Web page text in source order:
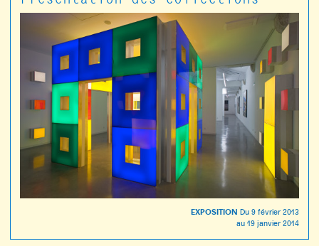
EXPOSITION Du 9 février 2013
au 19 janvier 2014